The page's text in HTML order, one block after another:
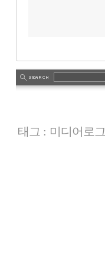
태그 : 미디어로그